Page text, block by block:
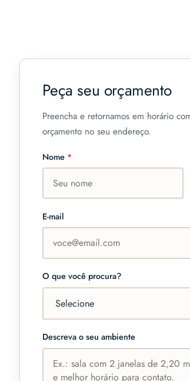
Peça seu orçamento
Preencha e retornamos em horário
orçamento no seu endereço.
Nome *
E-mail
O que você procura?
Descreva o seu ambiente